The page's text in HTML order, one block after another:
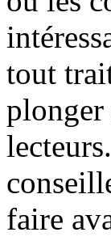
tout
plonger
faire